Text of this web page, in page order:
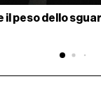
il peso dello